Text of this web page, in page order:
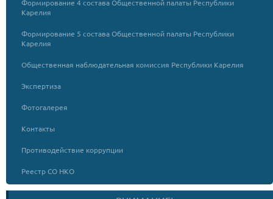
Формирование 4 состава Общественной палаты Республики
Карелия
Формирование 5 состава Общественной палаты Республики
Карелия
Общественная наблюдательная комиссия Республики Карелия
Экспертиза
Фотогалерея
Контакты
Противодействие коррупции
Реестр СО НКО